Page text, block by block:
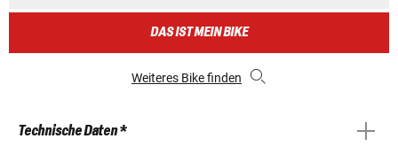
DAS IST MEIN BIKE
Weiteres Bike finden
Technische Daten *